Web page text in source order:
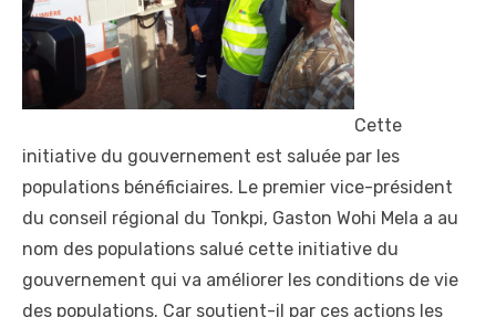
Cette
initiative du gouvernement est saluée par les
populations bénéficiaires. Le premier vice-président
du conseil régional du Tonkpi, Gaston Wohi Mela a au
nom des populations salué cette initiative du
gouvernement qui va améliorer les conditions de vie
des populations. Car soutient-il par ces actions les